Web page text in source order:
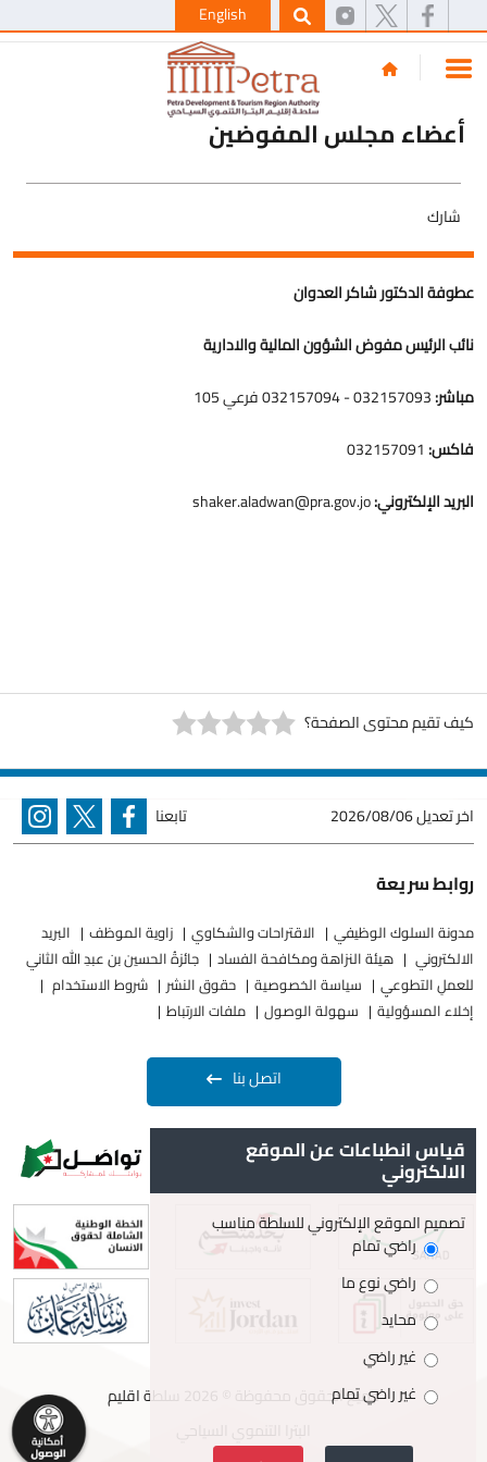
قياس انطباعات عن الموقع
الالكتروني
تصميم الموقع الإلكتروني للسلطة مناسب
راضي تمام
راضي نوع ما
محايد
غير راضي
غير راضي تمام
English
أعضاء مجلس المفوضين
شارك
عطوفة الدكتور شاكر العدوان
نائب الرئيس مفوض الشؤون المالية والادارية
مباشر:032157093 - 032157094 فرعي 105
فاكس:
البريد الإلكتروني:shaker.aladwan@pra.gov.jo
كيف تقيم محتوى الصفحة؟
اخر تعديل2026/08/06 تابعنا
روابط سريعة
مدونة السلوك الوظيفي الاقتراحات والشكاوي زاوية الموظف
البريد
الالكتروني
هيئة النزاهة ومكافحة الفساد
جائزةُ الحسين بن عبدِ الله الثاني
للعملِ التطوعيِ
سياسة الخصوصية حقوق النشر
شروط الاستخدام
إخلاء المسؤولية
سهولة الوصول ملفات الارتباط
اتصل بنا
جميع الحقوق محفوظة © 2026 سلطة اقليم